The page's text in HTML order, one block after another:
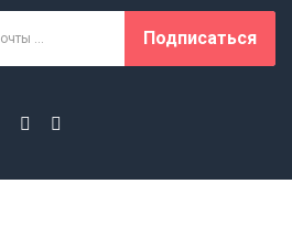
Подписаться